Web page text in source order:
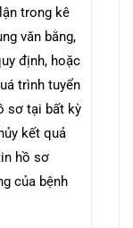
trong kê
văn bằng,
định, hoặc
trình tuyển
sơ tại bất kỳ
kết quả
hồ sơ
của bệnh